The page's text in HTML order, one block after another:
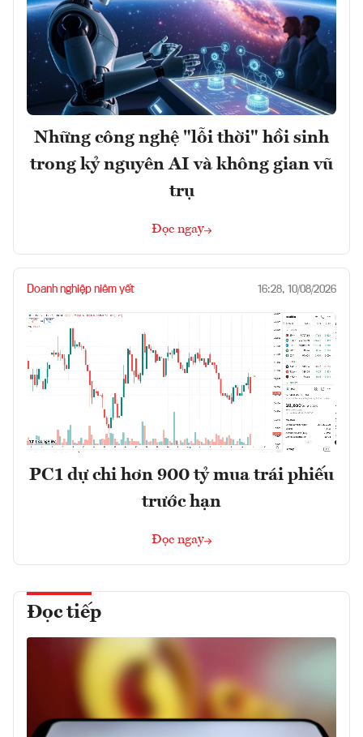
Những công nghệ "lỗi thời" hồi sinh
trong kỷ nguyên AI và không gian vũ
trụ
Đọc ngay
Doanh nghiệp niêm yết 16:28, 10/08/2026
PC1 dự chi hơn 900 tỷ mua trái phiếu
trước hạn
Đọc ngay
Đọc tiếp